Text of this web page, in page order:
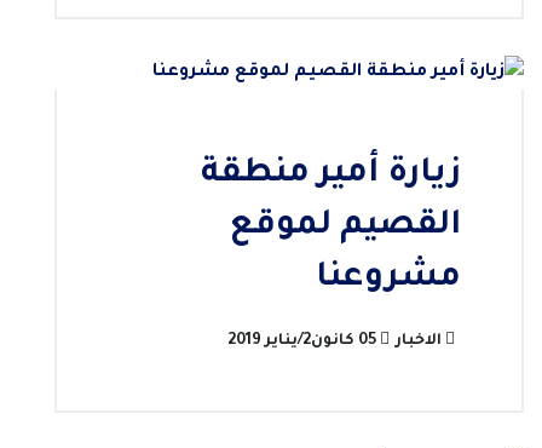
زيارة أمير منطقة
القصيم لموقع
مشروعنا
الاخبار 05 كانون2/يناير 2019